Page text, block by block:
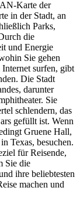
Karte der
in der Stadt, an
Parks,
die
und Energie
Sie gehen
surfen, gibt
Die Stadt
darunter
Sie
schlendern, das
gefüllt ist. Wenn
Gruene Hall,
Texas, besuchen.
für Reisende,
Sie die
ihre beliebtesten
machen und